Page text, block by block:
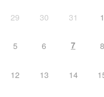
29 30 31 1
5 6 7 8
12 13 14